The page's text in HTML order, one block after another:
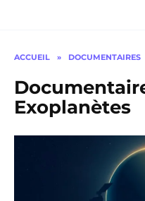
ACCUEIL » DOCUMENTAIRES
Exoplanètes